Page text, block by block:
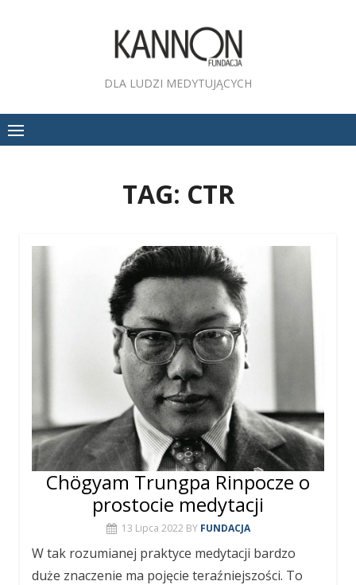
DLA LUDZI MEDYTUJĄCYCH
TAG: CTR
Chögyam Trungpa Rinpocze o
prostocie medytacji
13 Lipca 2022 BY FUNDACJA
W tak rozumianej praktyce medytacji bardzo
duże znaczenie ma pojęcie teraźniejszości. To